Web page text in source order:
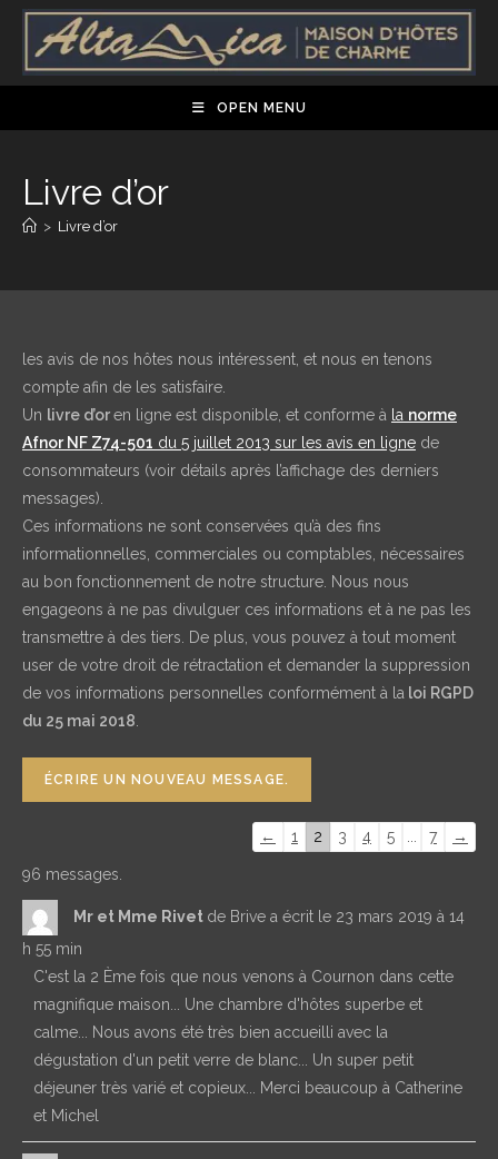
Skip
content
OPEN MENU
Livre d’or
> Livre d’or
les avis de nos hôtes nous intéressent, et nous en tenons
compte afin de les satisfaire.
Un livre d’oren ligne est disponible, et conforme à la norme
Afnor NF Z74-501 du 5 juillet 2013 sur les avis en ligne de
consommateurs (voir détails après l’affichage des derniers
messages).
Ces informations ne sont conservées qu’à des fins
informationnelles, commerciales ou comptables, nécessaires
au bon fonctionnement de notre structure. Nous nous
engageons à ne pas divulguer ces informations et à ne pas les
transmettre à des tiers. De plus, vous pouvez à tout moment
user de votre droit de rétractation et demander la suppression
de vos informations personnelles conformément à la loi RGPD
du 25 mai 2018
Navigation
liste
livre
d’or
← 1 2 3 4 5 7 →
96 messages.
Mr et Mme Rivet de Brive a écrit le 23 mars 2019 à 14
h 55 min
C'est la 2 Ème fois que nous venons à Cournon dans cette
magnifique maison... Une chambre d'hôtes superbe et
calme... Nous avons été très bien accueilli avec la
dégustation d'un petit verre de blanc... Un super petit
déjeuner très varié et copieux... Merci beaucoup à Catherine
et Michel